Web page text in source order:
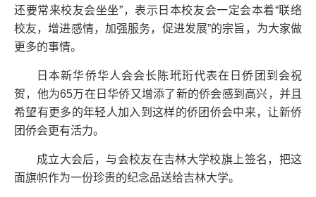
还要常来校友会坐坐”，表示日本校友会一定会本着“联络
校友，增进感情，加强服务，促进发展”的宗旨，为大家做
更多的事情。
日本新华侨华人会会长陈玳珩代表在日侨团到会祝
贺，他为65万在日华侨又增添了新的侨会感到高兴，并且
希望有更多的年轻人加入到这样的侨团侨会中来，让新侨
团侨会更有活力。
成立大会后，与会校友在吉林大学校旗上签名，把这
面旗帜作为一份珍贵的纪念品送给吉林大学。